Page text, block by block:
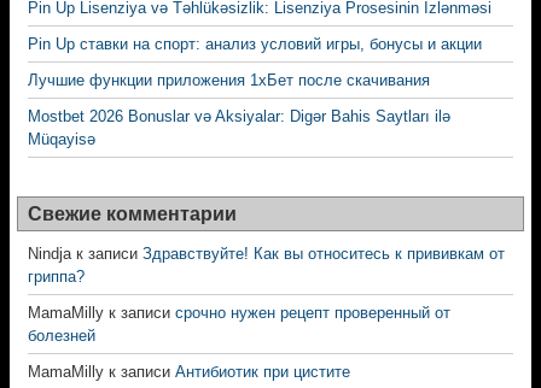
Pin Up Lisenziya və Təhlükəsizlik: Lisenziya Prosesinin İzlənməsi
Pin Up ставки на спорт: анализ условий игры, бонусы и акции
Лучшие функции приложения 1хБет после скачивания
Mostbet 2026 Bonuslar və Aksiyalar: Digər Bahis Saytları ilə
Müqayisə
Свежие комментарии
Nindja к записи Здравствуйте! Как вы относитесь к прививкам от
гриппа?
MamaMilly к записи срочно нужен рецепт проверенный от
болезней
MamaMilly к записи Антибиотик при цистите